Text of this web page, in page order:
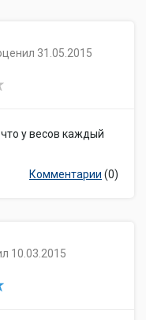
31.05.2015
у весов каждый
Комментарии (0)
10.03.2015